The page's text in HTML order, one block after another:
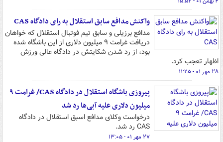
واکنش مدافع سابق استقلال به رای دادگاه CAS
مدافع برزیلی و سابق تیم فوتبال استقلال که خواهان
دریافت غرامت ۹ میلیون دلاری از این باشگاه شده
بود، از رد شدن شکایتش در دادگاه عالی ورزش
اظهار تعجب کرد.
۲۸ مهر ۰۱ - ۱۱:۲۵
پیروزی باشگاه استقلال در دادگاه CAS/ غرامت ۹
میلیون دلاری علیه آبی‌ها رد شد
درخواست وکلای مدافع اسبق استقلال در دادگاه
CAS رد شد.
۲۷ مهر ۰۱ - ۱۳:۰۵